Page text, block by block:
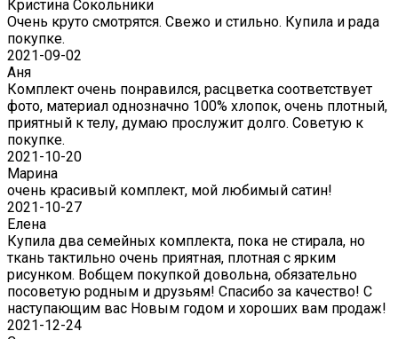
Кристина Сокольники
Очень круто смотрятся. Свежо и стильно. Купила и рада
покупке.
2021-09-02
Аня
Комплект очень понравился, расцветка соответствует
фото, материал однозначно 100% хлопок, очень плотный,
приятный к телу, думаю прослужит долго. Советую к
покупке.
2021-10-20
Марина
очень красивый комплект, мой любимый сатин!
2021-10-27
Елена
Купила два семейных комплекта, пока не стирала, но
ткань тактильно очень приятная, плотная с ярким
рисунком. Вобщем покупкой довольна, обязательно
посоветую родным и друзьям! Спасибо за качество! С
наступающим вас Новым годом и хороших вам продаж!
2021-12-24